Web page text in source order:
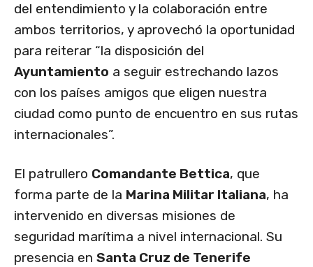
del entendimiento y la colaboración entre
ambos territorios, y aprovechó la oportunidad
para reiterar “la disposición del
Ayuntamiento a seguir estrechando lazos
con los países amigos que eligen nuestra
ciudad como punto de encuentro en sus rutas
internacionales”.
El patrullero Comandante Bettica, que
forma parte de la Marina Militar Italiana, ha
intervenido en diversas misiones de
seguridad marítima a nivel internacional. Su
presencia en Santa Cruz de Tenerife